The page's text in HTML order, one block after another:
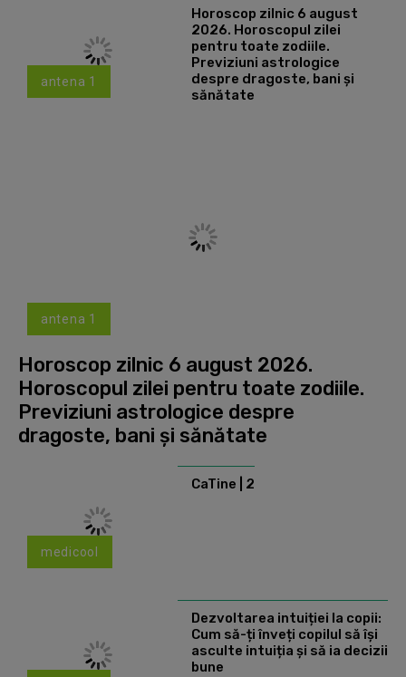
antena 1
Horoscop zilnic 6 august
2026. Horoscopul zilei
pentru toate zodiile.
Previziuni astrologice
despre dragoste, bani și
sănătate
antena 1
Horoscop zilnic 6 august 2026.
Horoscopul zilei pentru toate zodiile.
Previziuni astrologice despre
dragoste, bani și sănătate
medicool
CaTine | 2
Dezvoltarea intuiției la copii:
Cum să-ți înveți copilul să își
asculte intuiția și să ia decizii
bune